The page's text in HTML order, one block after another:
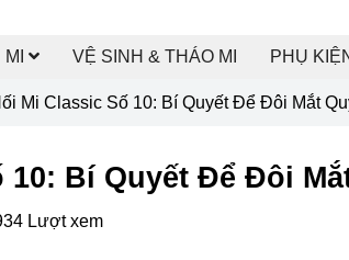
MI VỆ SINH & THÁO MI PHỤ
Mi Classic Số 10: Bí Quyết Để Đôi Mắt
10: Bí Quyết Để Đôi
Lượt xem